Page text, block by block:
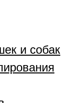
и собак